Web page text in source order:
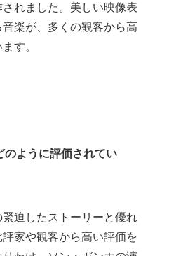
れました。美しい映像表
楽が、多くの観客から高
す。
のように評価されてい
緊迫したストーリーと優れ
家や観客から高い評価を